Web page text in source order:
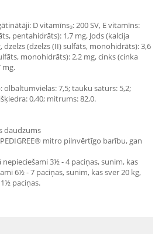
D vitamīns₃: 200 SV, E vitamīns:
pentahidrāts): 1,7 mg, Jods (kalcija
dzelzs (dzelzs (II) sulfāts, monohidrāts): 3,6
monohidrāts): 2,2 mg, cinks (cinka
mg.
olbaltumvielas: 7,5; tauku saturs: 5,2;
0,40; mitrums: 82,0.
daudzums
mitro pilnvērtīgo barību, gan
3½ - 4 paciņas, sunim, kas
6½ - 7 paciņas, sunim, kas sver 20 kg,
paciņas.